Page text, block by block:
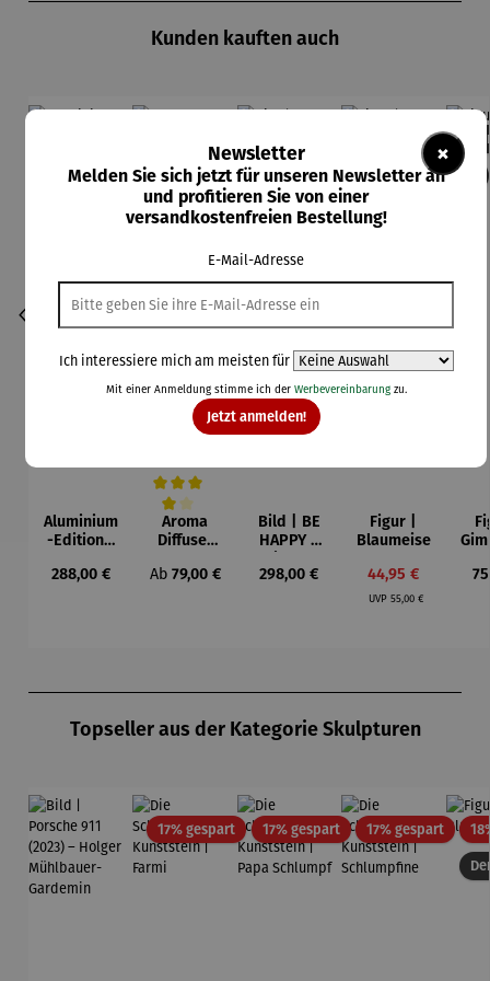
Kunden kauften auch
Aluminium
-Edition |
MY LIFE
Regulärer Preis:
288,00 €
Durchschnittliche Bewertung von 4 von 5 Sternen
Aroma
Diffuser
Laterne –
Regulärer Preis:
Ab 79,00 €
Bild | BE
HAPPY –
Pfannsch
Regulärer Preis:
298,00 €
Derzeit vergriffen
18% gespartRabatt
Figur |
Blaumeise
Verkaufspreis:
44,95 €
UVP Regulärer Preis:
55,00 €
Topseller aus der Kategorie Skulpturen
17% gespartRabatt17% gespartRabatt17% gespartRabatt
×
Newsletter
Melden Sie sich jetzt für unseren Newsletter an
und profitieren Sie von einer
versandkostenfreien Bestellung!
E-Mail-Adresse
Ich interessiere mich am meisten für
Mit einer Anmeldung stimme ich der Werbevereinbarungzu.
Jetzt anmelden!